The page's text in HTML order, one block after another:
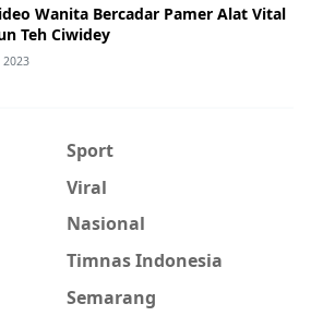
Wanita Bercadar Pamer Alat Vital
Teh Ciwidey
2023
Sport
Viral
Nasional
Timnas Indonesia
Semarang